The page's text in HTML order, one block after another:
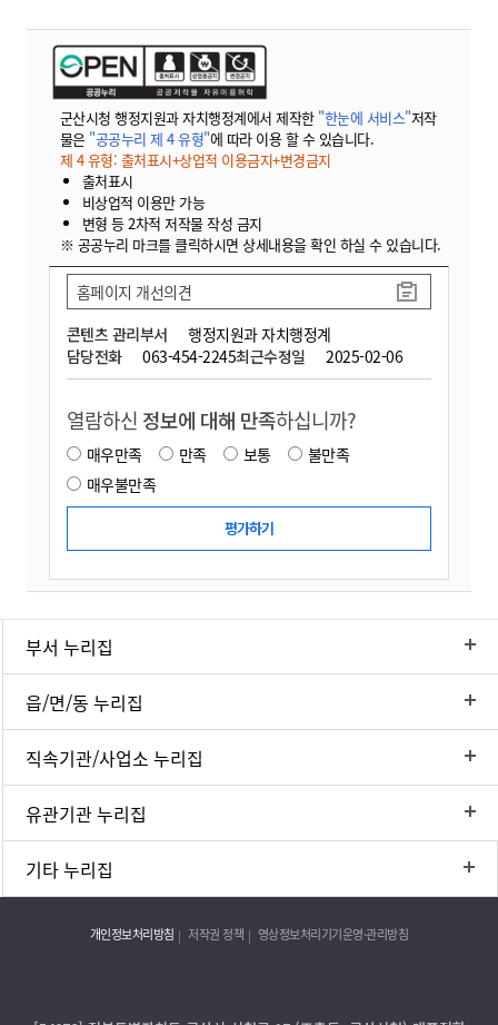
군산시청 행정지원과 자치행정계에서 제작한 "한눈에 서비스"저작
물은 "공공누리 제 4 유형"에 따라 이용 할 수 있습니다.
제 4 유형: 출처표시+상업적 이용금지+변경금지
출처표시
비상업적 이용만 가능
변형 등 2차적 저작물 작성 금지
※ 공공누리 마크를 클릭하시면 상세내용을 확인 하실 수 있습니다.
콘텐츠 관리부서
행정지원과 자치행정계
담당전화
063-454-2245최근수정일 2025-02-06
홈페이지 개선의견
열람하신 정보에 대해 만족하십니까?
매우만족 만족 보통
불만족
매우불만족
부서 누리집
읍/면/동 누리집
직속기관/사업소 누리집
유관기관 누리집
기타 누리집
개인정보처리방침 저작권 정책 영상정보처리기기운영·관리방침